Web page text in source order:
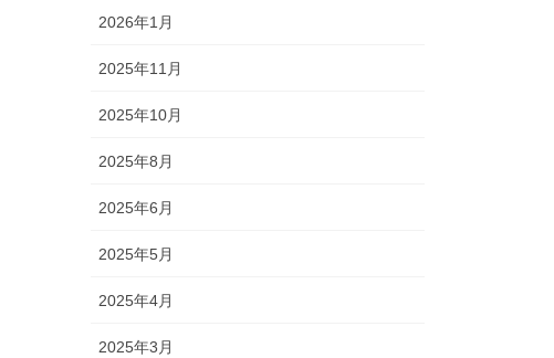
2026年1月
2025年11月
2025年10月
2025年8月
2025年6月
2025年5月
2025年4月
2025年3月